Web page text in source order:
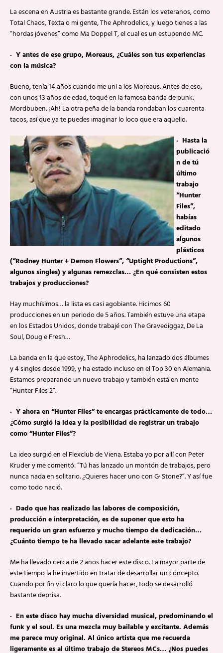
La escena en Austria es bastante grande. Están los veteranos, como
Total Chaos, Texta o mi gente, The Aphrodelics, y luego tienes a las
“hordas jóvenes” como Ma Doppel T, el cual es un estupendo MC.
· Y antes de ese grupo, Moreaus, ¿Cuáles son tus experiencias
con la música?
Bueno, tenía 14 años cuando me uní a los Moreaus. Antes de eso,
con unos 13 años de edad, toqué en la famosa banda de punk:
Mordbuben. ¡Ah! La otra peña de la banda rondaban los cuarenta
tacos, así que ya te puedes imaginar lo loco que era aquello.
· Hasta la
publicació
n de tú
último
trabajo
“Hunter
Files”,
habías
editado
algunos
plásticos
(“Rodney Hunter + Demon Flowers”, “Uptight Productions”,
algunos singles) y algunas remezclas… ¿En qué consisten estos
trabajos y producciones?
Hay muchísimos… la lista es casi agobiante. Hicimos 60
producciones en un periodo de 5 años. También estuve una etapa
en los Estados Unidos, donde trabajé con The Gravediggaz, De La
Soul, Doug e Fresh…
La banda en la que estoy, The Aphrodelics, ha lanzado dos álbumes
y 4 singles desde 1999, y ha estado incluso en el Top 30 en Alemania.
Estamos preparando un nuevo trabajo y también está en mente
“Hunter Files 2”.
· Y ahora en “Hunter Files” te encargas prácticamente de todo…
¿Cómo surgió la idea y la posibilidad de registrar un trabajo
como “Hunter Files”?
La ideo surgió en el Flexclub de Viena. Estaba yo por allí con Peter
Kruder y me comentó: “Tú has lanzado un montón de trabajos, pero
nunca nada en solitario. ¿Quieres hacer uno con G· Stone?”. Y así fue
como todo nació.
· Dado que has realizado las labores de composición,
producción e interpretación, es de suponer que esto ha
requerido un gran esfuerzo y mucho tiempo de dedicación…
¿Cuánto tiempo te ha llevado sacar adelante este trabajo?
Me ha llevado cerca de 2 años hacer este disco. La mayor parte de
este tiempo la he invertido en tratar de desarrollar un concepto.
Cuando por fin vi claro lo que quería hacer, todo se desarrolló
bastante deprisa.
· En este disco hay mucha diversidad musical, predominando el
funk y el soul. Es una mezcla muy bailable y excitante. Además
me parece muy original. Al único artista que me recuerda
ligeramente es al último trabajo de Stereos MCs… ¿Nos puedes